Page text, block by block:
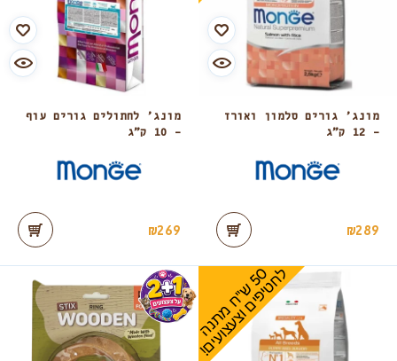
מונג’ גורים סלמון ואורז
– 12 ק”ג
₪289
מונג’ לחתולים גורים עוף
– 10 ק”ג
₪269
50ש
"
ח
מ
ת
נ
הלח
ט
י
פ
י
ם
ו
צ
ע
צ
ו
ע
י
ם
!